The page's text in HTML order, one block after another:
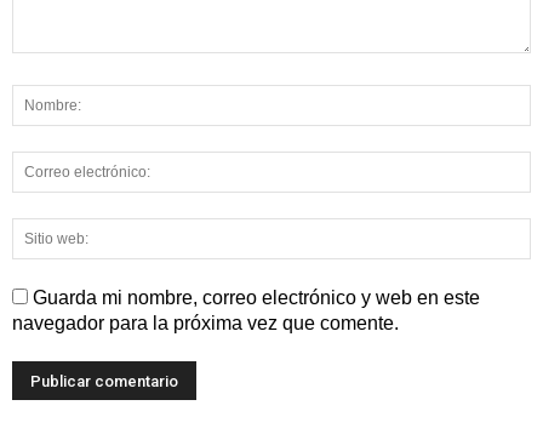
Guarda mi nombre, correo electrónico y web en este
navegador para la próxima vez que comente.